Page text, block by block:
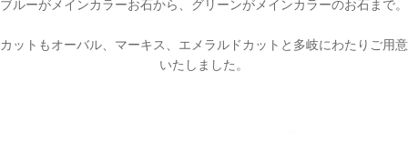
ブルーがメインカラーお石から、グリーンがメインカラーのお石まで。
カットもオーバル、マーキス、エメラルドカットと多岐にわたりご用意
いたしました。